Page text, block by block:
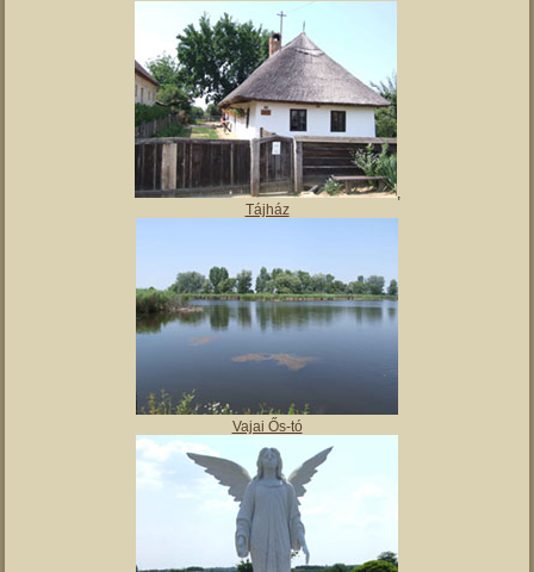
Magyar Nemzeti Múzeum Vay Ádám Muzeális Gyűjteménye
Kiskastély – Vaja szálláshely